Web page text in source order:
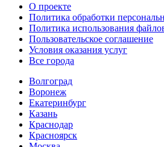
О проекте
Политика обработки
Политика использования
Пользовательское соглашение
Условия оказания услуг
Все города
Волгоград
Воронеж
Екатеринбург
Казань
Краснодар
Красноярск